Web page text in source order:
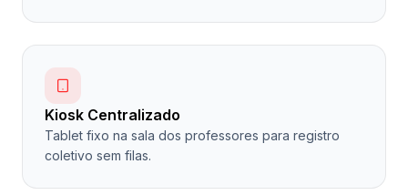
Kiosk Centralizado
Tablet fixo na sala dos professores para registro
coletivo sem filas.